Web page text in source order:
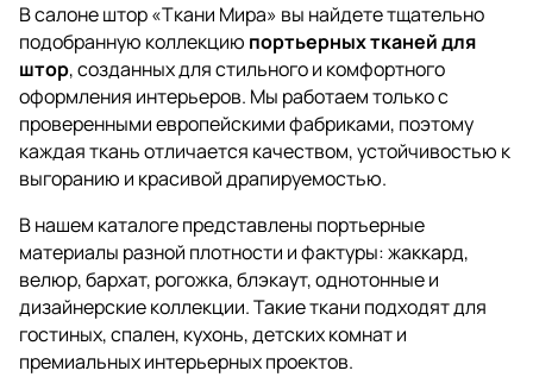
В салоне штор «Ткани Мира» вы найдете тщательно
подобранную коллекцию портьерных тканей для
штор, созданных для стильного и комфортного
оформления интерьеров. Мы работаем только с
проверенными европейскими фабриками, поэтому
каждая ткань отличается качеством, устойчивостью к
выгоранию и красивой драпируемостью.
В нашем каталоге представлены портьерные
материалы разной плотности и фактуры: жаккард,
велюр, бархат, рогожка, блэкаут, однотонные и
дизайнерские коллекции. Такие ткани подходят для
гостиных, спален, кухонь, детских комнат и
премиальных интерьерных проектов.